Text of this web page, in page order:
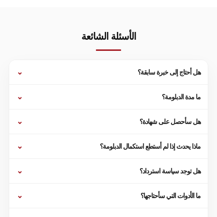
الأسئلة الشائعة
هل أحتاج إلى خبرة سابقة؟ ⌄
ما مدة الدبلومة؟ ⌄
هل سأحصل على شهادة؟ ⌄
ماذا يحدث إذا لم أستطع استكمال الدبلومة؟ ⌄
هل توجد سياسة استرداد؟ ⌄
ما الأدوات التي سأحتاجها؟ ⌄